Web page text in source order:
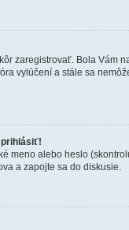
zaregistrovať. Bola
vylúčení a stále sa
prihlásiť!
meno alebo heslo
a zapojte sa do diskusie.